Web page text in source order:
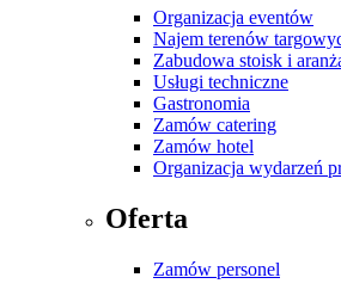
Organizacja eventów
Najem terenów
Zabudowa stoisk i
Usługi techniczne
Gastronomia
Zamów catering
Zamów hotel
Organizacja wydarzeń
Oferta
Zamów personel